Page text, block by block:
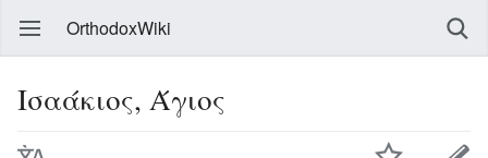
OrthodoxWiki
Ισαάκιος, Άγιος